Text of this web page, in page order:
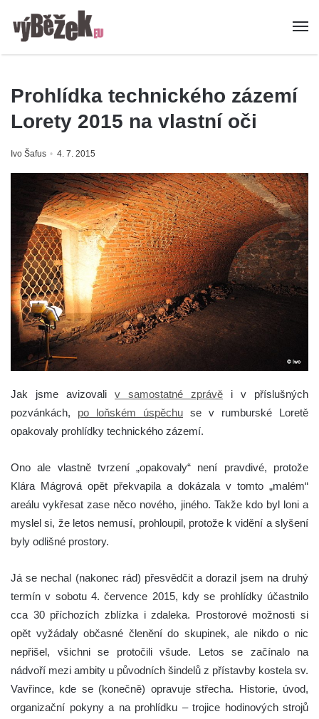
Prohlídka technického zázemí
Lorety 2015 na vlastní oči
Ivo Šafus 4. 7. 2015
Jak jsme avizovali v samostatné zprávě i v příslušných
pozvánkách, po loňském úspěchu se v rumburské Loretě
opakovaly prohlídky technického zázemí.
Ono ale vlastně tvrzení „opakovaly“ není pravdivé, protože
Klára Mágrová opět překvapila a dokázala v tomto „malém“
areálu vykřesat zase něco nového, jiného. Takže kdo byl loni a
myslel si, že letos nemusí, prohloupil, protože k vidění a slyšení
byly odlišné prostory.
Já se nechal (nakonec rád) přesvědčit a dorazil jsem na druhý
termín v sobotu 4. července 2015, kdy se prohlídky účastnilo
cca 30 příchozích zblízka i zdaleka. Prostorové možnosti si
opět vyžádaly občasné členění do skupinek, ale nikdo o nic
nepřišel, všichni se protočili všude. Letos se začínalo na
nádvoří mezi ambity u původních šindelů z přístavby kostela sv.
Vavřince, kde se (konečně) opravuje střecha. Historie, úvod,
organizační pokyny a na prohlídku – trojice hodinových strojů